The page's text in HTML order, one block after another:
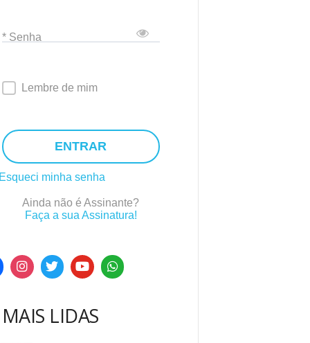
* Senha
Lembre de mim
ENTRAR
minha senha
Ainda não é Assinante?
Faça a sua Assinatura!
LIDAS